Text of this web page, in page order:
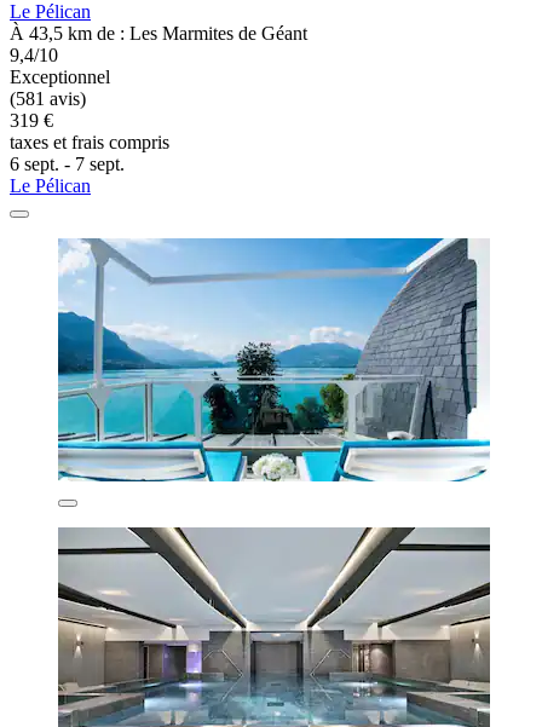
Le Pélican
À 43,5 km de : Les Marmites de Géant
9,4/10
Exceptionnel
(581 avis)
319 €
taxes et frais compris
6 sept. - 7 sept.
Le Pélican